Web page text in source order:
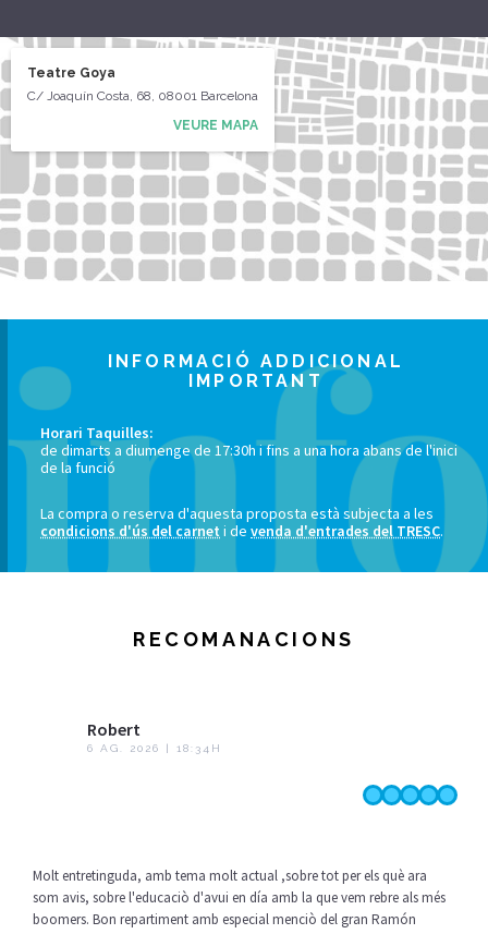
Teatre Goya
C/ Joaquín Costa, 68, 08001 Barcelona
VEURE MAPA
INFORMACIÓ ADDICIONAL
IMPORTANT
Horari Taquilles:
de dimarts a diumenge de 17:30h i fins a una hora abans de l'inici
de la funció
La compra o reserva d'aquesta proposta està subjecta a les
condicions d'ús del carnet i de venda d'entrades del TRESC.
RECOMANACIONS
Robert
6 AG. 2026 | 18:34H
Molt entretinguda, amb tema molt actual ,sobre tot per els què ara
som avis, sobre l'educaciò d'avui en día amb la que vem rebre als més
boomers. Bon repartiment amb especial menciò del gran Ramón